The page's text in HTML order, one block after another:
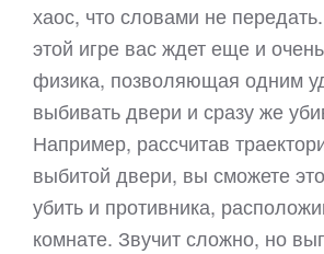
хаос, что словами не
этой игре вас ждет еще и
физика, позволяющая одним
выбивать двери и сразу же
Например, рассчитав
выбитой двери, вы сможете
убить и противника,
комнате. Звучит сложно, но